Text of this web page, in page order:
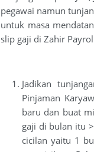
pegawai namun
untuk masa
slip gaji di Zahir
Jadikan
Pinjaman
baru dan buat
gaji di bulan itu
cicilan yaitu 1